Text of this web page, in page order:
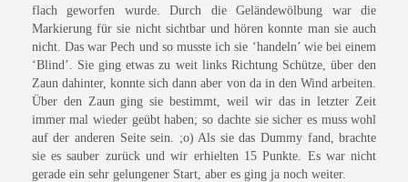
flach geworfen wurde. Durch die Geländewölbung war die
Markierung für sie nicht sichtbar und hören konnte man sie auch
nicht. Das war Pech und so musste ich sie ‘handeln’ wie bei einem
‘Blind’. Sie ging etwas zu weit links Richtung Schütze, über den
Zaun dahinter, konnte sich dann aber von da in den Wind arbeiten.
Über den Zaun ging sie bestimmt, weil wir das in letzter Zeit
immer mal wieder geübt haben; so dachte sie sicher es muss wohl
auf der anderen Seite sein. ;o) Als sie das Dummy fand, brachte
sie es sauber zurück und wir erhielten 15 Punkte. Es war nicht
gerade ein sehr gelungener Start, aber es ging ja noch weiter.